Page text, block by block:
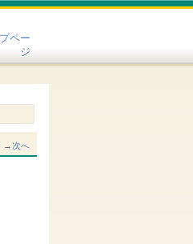
ペー
ジ
→次へ